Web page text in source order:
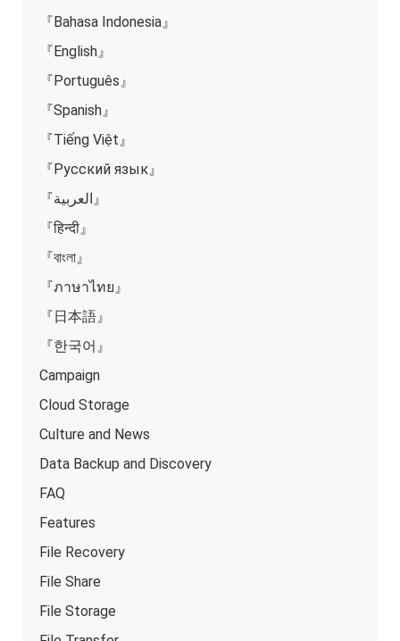
『Bahasa Indonesia』
『English』
『Português』
『Spanish』
『Tiếng Việt』
『Русский язык』
『العربية』
『हिन्दी』
『বাংলা』
『ภาษาไทย』
『日本語』
『한국어』
Campaign
Cloud Storage
Culture and News
Data Backup and Discovery
FAQ
Features
File Recovery
File Share
File Storage